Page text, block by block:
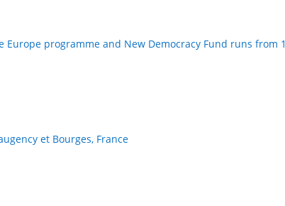
Europe programme and New Democracy Fund runs from 1
et Bourges, France